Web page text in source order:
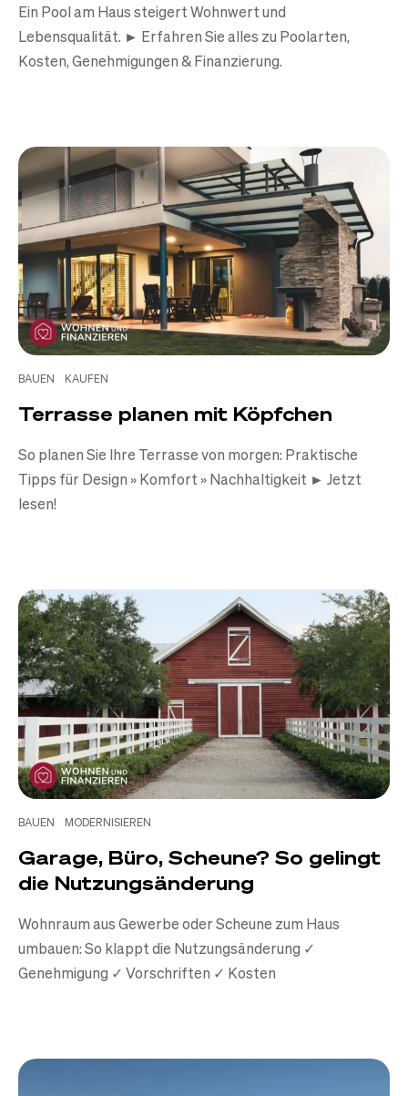
Ein Pool am Haus steigert Wohnwert und
Lebensqualität. ► Erfahren Sie alles zu Poolarten,
Kosten, Genehmigungen & Finanzierung.
BAUEN KAUFEN
Terrasse planen mit Köpfchen
So planen Sie Ihre Terrasse von morgen: Praktische
Tipps für Design » Komfort » Nachhaltigkeit ► Jetzt
lesen!
BAUEN MODERNISIEREN
Garage, Büro, Scheune? So gelingt
die Nutzungsänderung
Wohnraum aus Gewerbe oder Scheune zum Haus
umbauen: So klappt die Nutzungsänderung ✓
Genehmigung ✓ Vorschriften ✓ Kosten